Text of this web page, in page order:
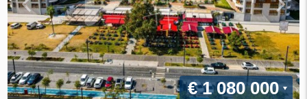
€ 1 080 000